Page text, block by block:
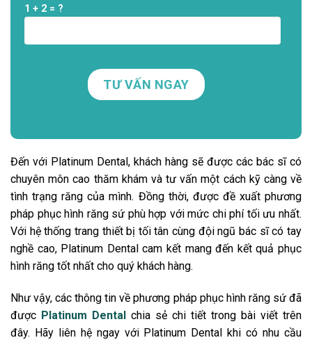
1 + 2 = ?
Đến với Platinum Dental, khách hàng sẽ được các bác sĩ có
chuyên môn cao thăm khám và tư vấn một cách kỹ càng về
tình trạng răng của mình. Đồng thời, được đề xuất phương
pháp phục hình răng sứ phù hợp với mức chi phí tối ưu nhất.
Với hệ thống trang thiết bị tối tân cùng đội ngũ bác sĩ có tay
nghề cao, Platinum Dental cam kết mang đến kết quả phục
hình răng tốt nhất cho quý khách hàng.
Như vậy, các thông tin về phương pháp phục hình răng sứ đã
được Platinum Dental chia sẻ chi tiết trong bài viết trên
đây. Hãy liên hệ ngay với Platinum Dental khi có nhu cầu